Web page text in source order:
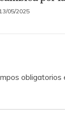
13/05/2025